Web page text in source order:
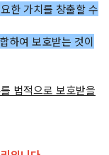
한 가치를 창출할 수
하여 보호받는 것이
법적으로 보호받을